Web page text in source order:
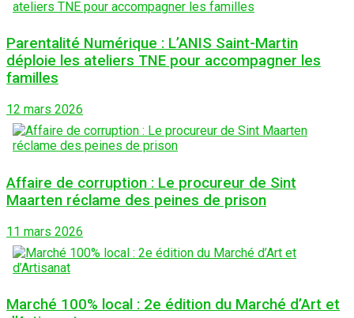
Parentalité Numérique : L’ANIS Saint-Martin
déploie les ateliers TNE pour accompagner les
familles
12 mars 2026
Affaire de corruption : Le procureur de Sint
Maarten réclame des peines de prison
11 mars 2026
Marché 100% local : 2e édition du Marché d’Art et